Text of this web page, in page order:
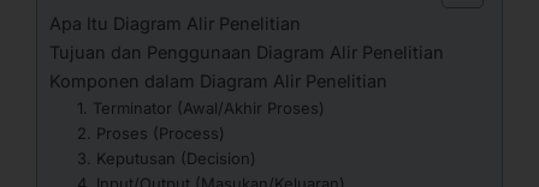
Apa Itu Diagram Alir Penelitian
Tujuan dan Penggunaan Diagram Alir Penelitian
Komponen dalam Diagram Alir Penelitian
1. Terminator (Awal/Akhir Proses)
2. Proses (Process)
3. Keputusan (Decision)
4. Input/Output (Masukan/Keluaran)